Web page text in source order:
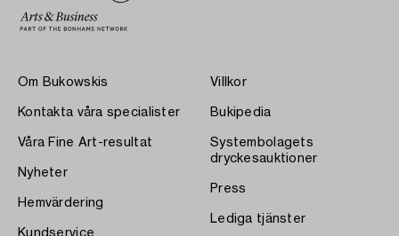
Om Bukowskis
Kontakta våra specialister
Våra Fine Art-resultat
Nyheter
Hemvärdering
Kundservice
Villkor
Bukipedia
Systembolagets
dryckesauktioner
Press
Lediga tjänster